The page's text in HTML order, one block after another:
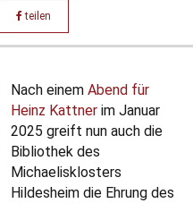
teilen
Nach einem Abend für
Heinz Kattner im Januar
2025 greift nun auch die
Bibliothek des
Michaelisklosters
Hildesheim die Ehrung des